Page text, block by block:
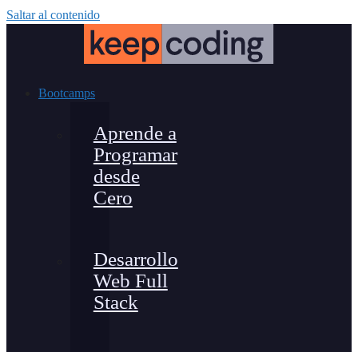
Saltar al contenido
Bootcamps
Aprende a
Programar
desde
Cero
Desarrollo
Web Full
Stack